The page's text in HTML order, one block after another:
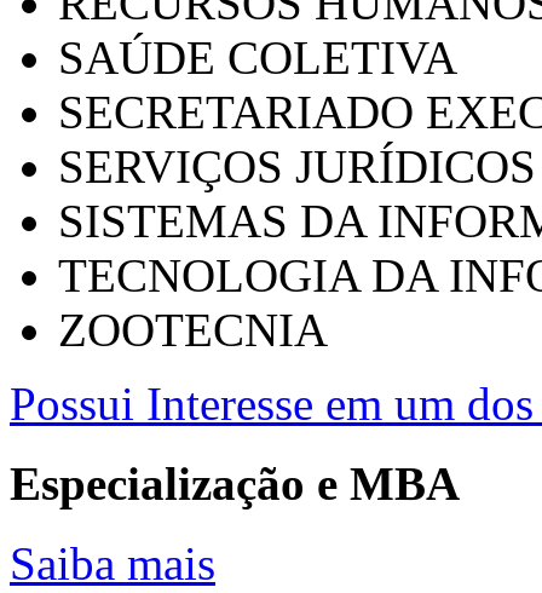
SAÚDE COLETIVA
SECRETARIADO
SERVIÇOS
SISTEMAS DA
TECNOLOGIA DA
ZOOTECNIA
Possui Interesse em um
Especialização e MBA
Saiba mais